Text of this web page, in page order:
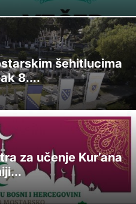
šehitlucima
8....
za učenje Kur’ana